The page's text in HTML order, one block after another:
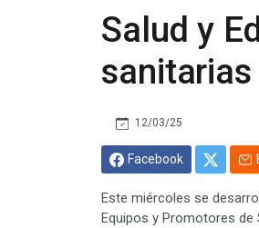
Salud y
12/03/25
Facebook
Este miércoles se
Equipos y Promotores de